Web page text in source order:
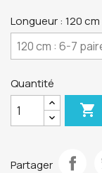
Longueur : 120
Quantité

Partager